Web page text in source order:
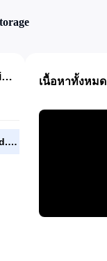
@KoreanDramasEnglishSubbed.E06.Good.Partner.1080p.mkv
@KoreanDramasEnglishSubbed.E06.Good.Partner.1080p.mkv
เนื้อหาทั้งหมด